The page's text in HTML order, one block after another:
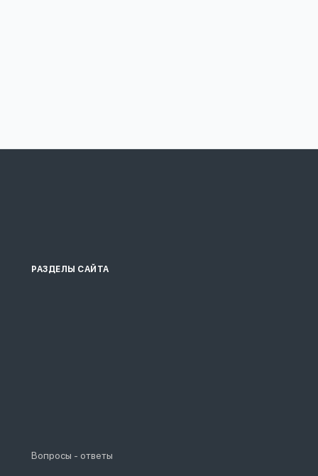
РАЗДЕЛЫ САЙТА
Вопросы - ответы